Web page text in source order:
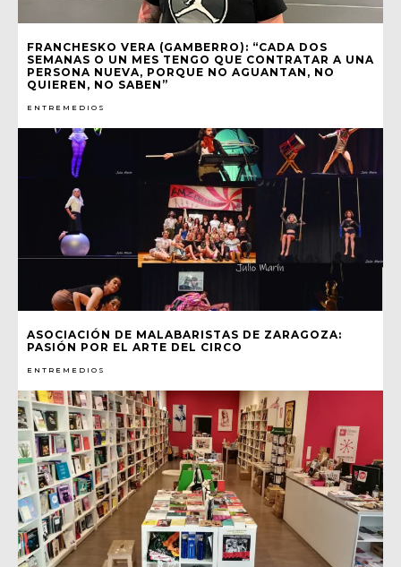
FRANCHESKO VERA (GAMBERRO): “CADA DOS
SEMANAS O UN MES TENGO QUE CONTRATAR A UNA
PERSONA NUEVA, PORQUE NO AGUANTAN, NO
QUIEREN, NO SABEN”
ENTREMEDIOS
ASOCIACIÓN DE MALABARISTAS DE ZARAGOZA:
PASIÓN POR EL ARTE DEL CIRCO
ENTREMEDIOS